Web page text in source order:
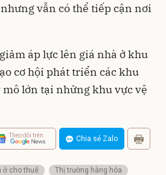
vẫn có thể tiếp cận nơi
áp lực lên giá nhà ở khu
cơ hội phát triển các khu
mô lớn tại những khu vực vệ
Theo dõi trên Chia sẻ Zalo
ở cho thuê
Thị trường hàng hóa